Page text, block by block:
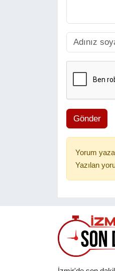
Gönder
Yorum
Yazılan